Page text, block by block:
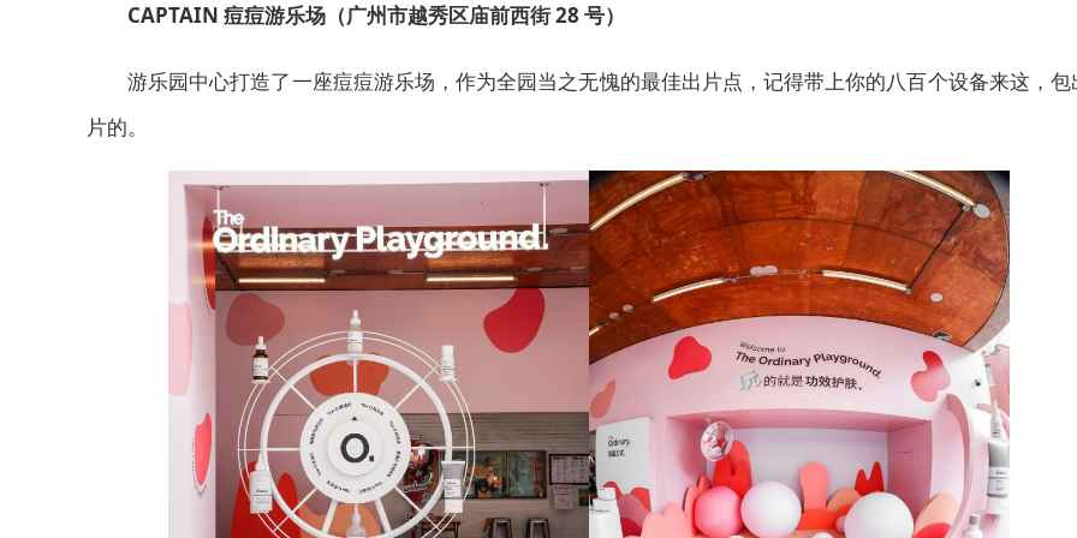
CAPTAIN 痘痘游乐场（广州市越秀区庙前西街 28 号）
游乐园中心打造了一座痘痘游乐场，作为全园当之无愧的最佳出片点，记得带上你的八百个设备来这，包
片的。